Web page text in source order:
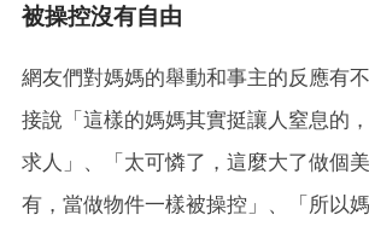
被操控沒有自由
網友們對媽媽的舉動和事主的反應有
接說「這樣的媽媽其實挺讓人窒息的
求人」、「太可憐了，這麼大了做個
有，當做物件一樣被操控」、「所以